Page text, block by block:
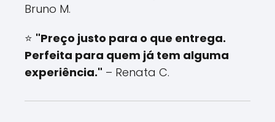
Bruno M.
⭐ "Preço justo para o que entrega.
Perfeita para quem já tem alguma
experiência." – Renata C.